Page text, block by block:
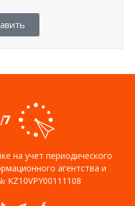
на учет периодического
агентства и
KZ10VPY00111108